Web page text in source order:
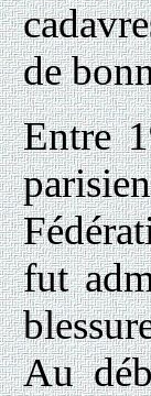
de
Entre
fut
Au